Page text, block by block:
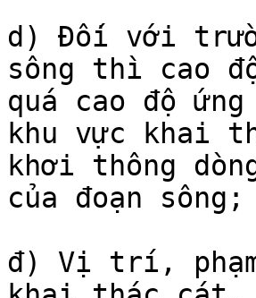
d) Đối với
sông thì cao
quá cao độ
khu vực khai
khơi thông
của đoạn sông;
đ) Vị trí,